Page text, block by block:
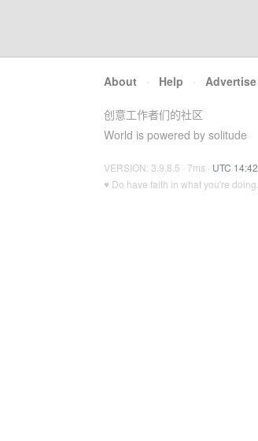
About · Help · Advertise
创意工作者们的社区
World is powered by solitude
VERSION: 3.9.8.5 · 7ms · UTC 14:42
♥ Do have faith in what you're doing.